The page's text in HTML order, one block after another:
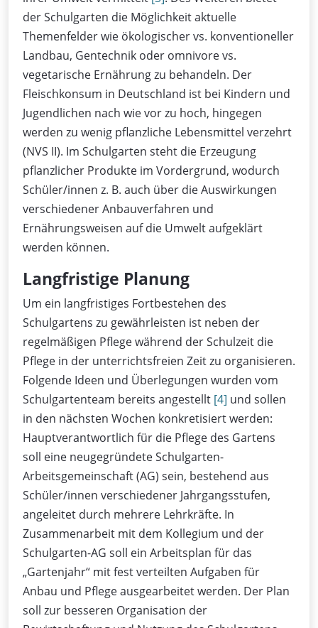
der Schulgarten die Möglichkeit aktuelle
Themenfelder wie ökologischer vs. konventioneller
Landbau, Gentechnik oder omnivore vs.
vegetarische Ernährung zu behandeln. Der
Fleischkonsum in Deutschland ist bei Kindern und
Jugendlichen nach wie vor zu hoch, hingegen
werden zu wenig pflanzliche Lebensmittel verzehrt
(NVS II). Im Schulgarten steht die Erzeugung
pflanzlicher Produkte im Vordergrund, wodurch
Schüler/innen z. B. auch über die Auswirkungen
verschiedener Anbauverfahren und
Ernährungsweisen auf die Umwelt aufgeklärt
werden können.
Langfristige Planung
Um ein langfristiges Fortbestehen des
Schulgartens zu gewährleisten ist neben der
regelmäßigen Pflege während der Schulzeit die
Pflege in der unterrichtsfreien Zeit zu organisieren.
Folgende Ideen und Überlegungen wurden vom
Schulgartenteam bereits angestellt [4] und sollen
in den nächsten Wochen konkretisiert werden:
Hauptverantwortlich für die Pflege des Gartens
soll eine neugegründete Schulgarten-
Arbeitsgemeinschaft (AG) sein, bestehend aus
Schüler/innen verschiedener Jahrgangsstufen,
angeleitet durch mehrere Lehrkräfte. In
Zusammenarbeit mit dem Kollegium und der
Schulgarten-AG soll ein Arbeitsplan für das
„Gartenjahr“ mit fest verteilten Aufgaben für
Anbau und Pflege ausgearbeitet werden. Der Plan
soll zur besseren Organisation der